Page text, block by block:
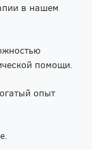
в нашем
помощи.
опыт